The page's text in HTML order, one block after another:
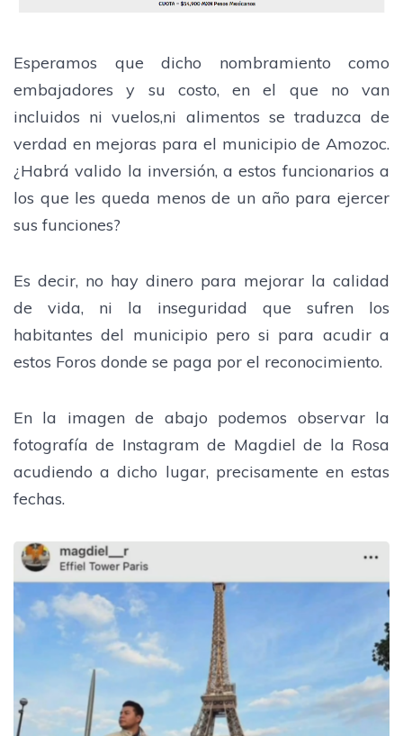
Esperamos que dicho nombramiento como
embajadores y su costo, en el que no van
incluidos ni vuelos,ni alimentos se traduzca de
verdad en mejoras para el municipio de Amozoc.
¿Habrá valido la inversión, a estos funcionarios a
los que les queda menos de un año para ejercer
sus funciones?
Es decir, no hay dinero para mejorar la calidad
de vida, ni la inseguridad que sufren los
habitantes del municipio pero si para acudir a
estos Foros donde se paga por el reconocimiento.
En la imagen de abajo podemos observar la
fotografía de Instagram de Magdiel de la Rosa
acudiendo a dicho lugar, precisamente en estas
fechas.